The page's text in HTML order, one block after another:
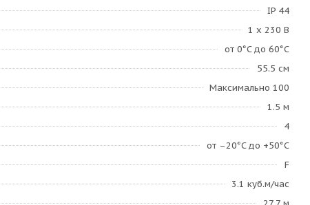
IP 44
1 х 230 В
от 0°C до 60°C
55.5 см
Максимально 100
1.5 м
4
от –20°C до +50°C
F
3.1 куб.м/час